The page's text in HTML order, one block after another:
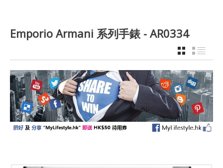
Emporio Armani 系列手錶 - AR0334
GRID